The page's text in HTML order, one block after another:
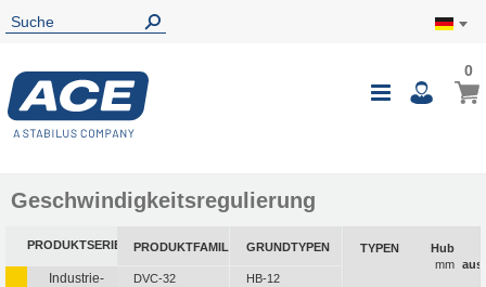
00
Geschwindigkeitsregulierung
PRODUKTSERIEN
Industrie-
PRODUKTFAMILIEN
DVC-32
GRUNDTYPEN
HB-12
TYPEN
Hub
mm